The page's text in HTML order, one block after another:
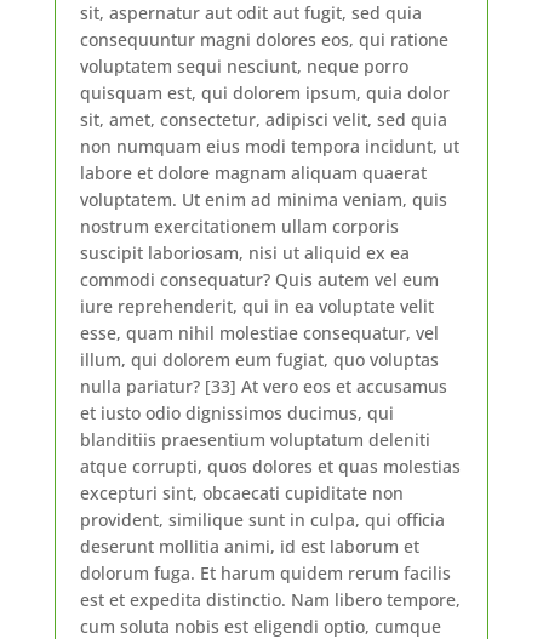
sit, aspernatur aut odit aut fugit, sed quia
consequuntur magni dolores eos, qui ratione
voluptatem sequi nesciunt, neque porro
quisquam est, qui dolorem ipsum, quia dolor
sit, amet, consectetur, adipisci velit, sed quia
non numquam eius modi tempora incidunt, ut
labore et dolore magnam aliquam quaerat
voluptatem. Ut enim ad minima veniam, quis
nostrum exercitationem ullam corporis
suscipit laboriosam, nisi ut aliquid ex ea
commodi consequatur? Quis autem vel eum
iure reprehenderit, qui in ea voluptate velit
esse, quam nihil molestiae consequatur, vel
illum, qui dolorem eum fugiat, quo voluptas
nulla pariatur? [33] At vero eos et accusamus
et iusto odio dignissimos ducimus, qui
blanditiis praesentium voluptatum deleniti
atque corrupti, quos dolores et quas molestias
excepturi sint, obcaecati cupiditate non
provident, similique sunt in culpa, qui officia
deserunt mollitia animi, id est laborum et
dolorum fuga. Et harum quidem rerum facilis
est et expedita distinctio. Nam libero tempore,
cum soluta nobis est eligendi optio, cumque